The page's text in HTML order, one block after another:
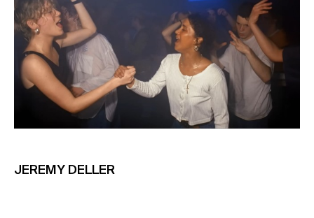
JEREMY DELLER